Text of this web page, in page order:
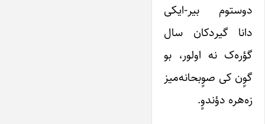
دوستوم بیر-ایکی
دانا گیردکان سال
گؤره‌ک نه اولور، بو
گوٍن کی صوٍبحانه‌میز
زه‌هره دؤندوٍ.